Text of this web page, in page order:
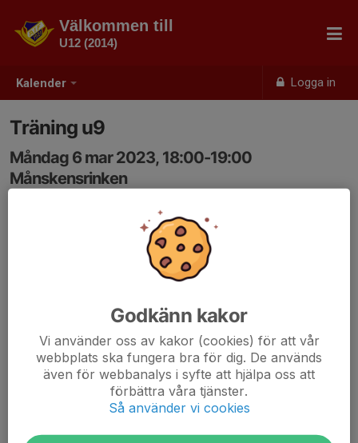
Kalender Logga in
Välkommen till
U12 (2014)
Träning u9
Måndag 6 mar 2023, 18:00-19:00
Månskensrinken
Godkänn kakor
Vi använder oss av kakor (cookies) för att vår
webbplats ska fungera bra för dig. De används
även för webbanalys i syfte att hjälpa oss att
förbättra våra tjänster.
Så använder vi cookies